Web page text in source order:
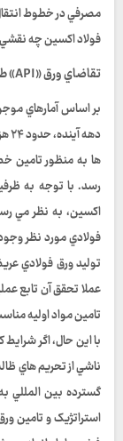
مصرفي در خطوط
فولاد اکسين چه نقشي
تقاضاي ورق «API» طي يک دهه آينده
بر اساس آمارهاي
ها به منظور تامين
اکسين، به نظر مي
فولادي مورد نظر
توليد ورق فولادي
عملا تحقق آن تابع
تامين مواد اوليه
با اين حال، اگر
ناشي از تحريم هاي
گسترده بين المللي
استراتژيک و تامين